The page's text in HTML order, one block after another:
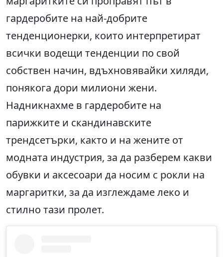
гардеробите на най-добрите
тенденционерки, които интерпретират
всички водещи тенденции по свой
собствен начин, вдъхновявайки хиляди,
понякога дори милиони жени.
Надникнахме в гардеробите на
парижките и скандинавските
трендсетърки, както и на жените от
модната индустрия, за да разберем какви
обувки и аксесоари да носим с рокли на
маргаритки, за да изглеждаме леко и
стилно тази пролет.